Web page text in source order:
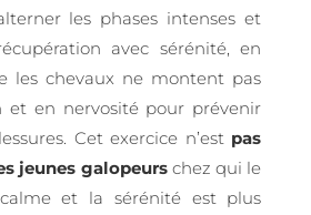
les phases intenses et
avec sérénité, en
les chevaux ne montent pas
et en nervosité pour prévenir
Cet exercice n’est pas
jeunes galopeurschez qui le
et la sérénité est plus